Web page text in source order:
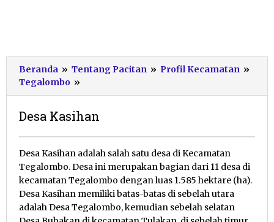
Beranda » Tentang Pacitan » Profil Kecamatan »
Tegalombo »
Kasihan
Desa Kasihan
17
Oktober
2019
oleh
Dwi
Purnawan
Desa Kasihan adalah salah satu desa di Kecamatan
Tegalombo. Desa ini merupakan bagian dari 11 desa di
kecamatan Tegalombo dengan luas 1.585 hektare (ha).
Desa Kasihan memiliki batas-batas di sebelah utara
adalah Desa Tegalombo, kemudian sebelah selatan